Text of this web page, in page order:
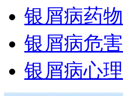
银屑病药物
银屑病危害
银屑病心理